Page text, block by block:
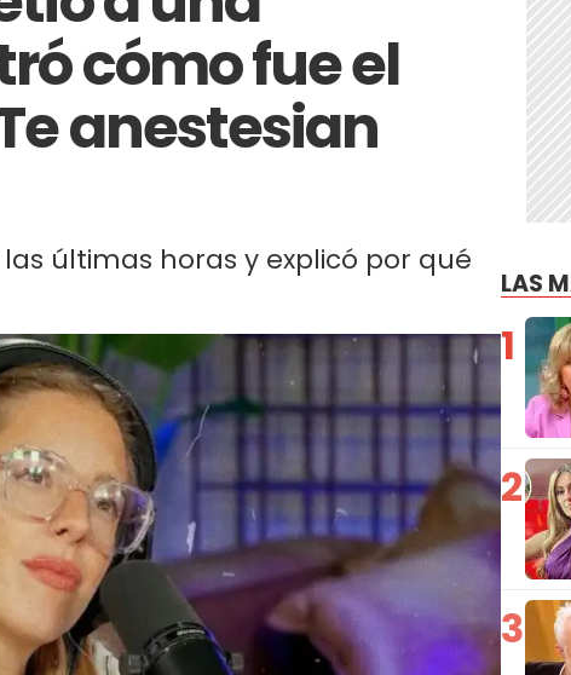
cómo fue el
anestesian
últimas horas y explicó por qué
LAS
1
2
3